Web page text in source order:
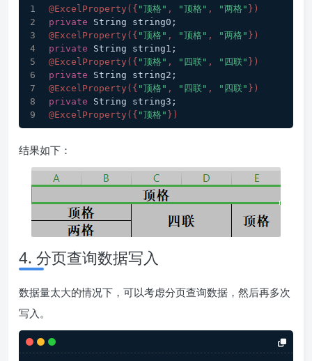
@ExcelProperty({ "顶格" , "顶格" , "两格" })
private String string0;
@ExcelProperty({ "顶格" , "顶格" , "两格" })
private String string1;
@ExcelProperty({ "顶格" , "四联" , "四联" })
private String string2;
@ExcelProperty({ "顶格" , "四联" , "四联" })
private String string3;
@ExcelProperty({ "顶格" })
结果如下：
4. 分页查询数据写入
数据量太大的情况下，可以考虑分页查询数据，然后再多次
写入。